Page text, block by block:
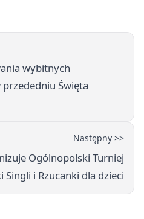
wybitnych
Święta
Następny >>
Ogólnopolski Turniej
Singli i Rzucanki dla dzieci